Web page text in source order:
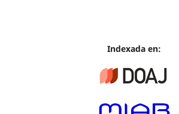
Indexada en: